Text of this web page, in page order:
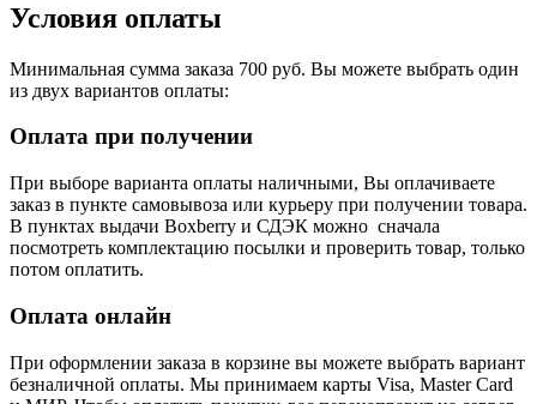
Условия оплаты
Минимальная сумма заказа 700 руб. Вы можете выбрать один
из двух вариантов оплаты:
Оплата при получении
При выборе варианта оплаты наличными, Вы оплачиваете
заказ в пункте самовывоза или курьеру при получении товара.
В пунктах выдачи Boxberry и СДЭК можно сначала
посмотреть комплектацию посылки и проверить товар, только
потом оплатить.
Оплата онлайн
При оформлении заказа в корзине вы можете выбрать вариант
безналичной оплаты. Мы принимаем карты Visa, Master Card